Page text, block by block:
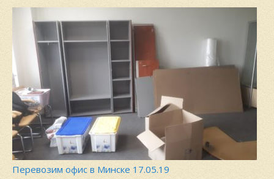
Перевозим офис в Минске 17.05.19